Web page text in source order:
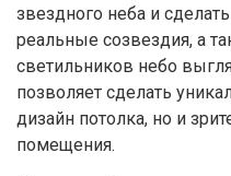
звездного неба и
реальные созвездия, а
светильников небо
позволяет сделать
дизайн потолка, но и
помещения.